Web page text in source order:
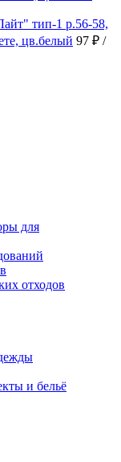
тип-1 р.56-58,
цв.белый 97 ₽ /
для
отходов
и бельё